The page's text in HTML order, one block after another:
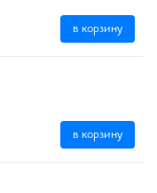
в корзину
в корзину